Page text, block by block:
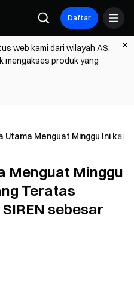
Daftar
web kami dari wilayah AS.
mengakses produk yang
Utama Menguat Minggu Ini
Menguat Minggu
Teratas
sebesar